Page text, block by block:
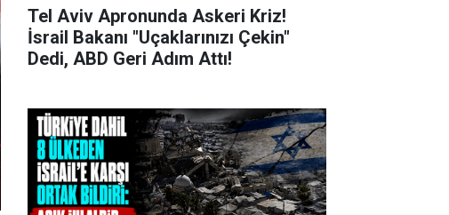
Tel Aviv Apronunda Askeri Kriz!
İsrail Bakanı "Uçaklarınızı Çekin"
Dedi, ABD Geri Adım Attı!